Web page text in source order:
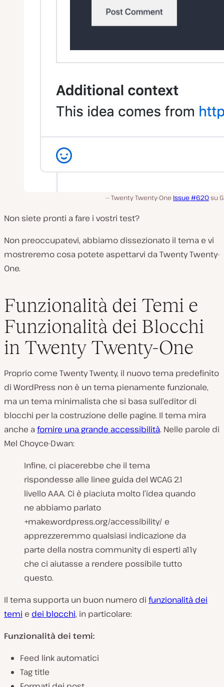
Twenty Twenty-One Issue #620su
Non siete pronti a fare i vostri test?
Non preoccupatevi, abbiamo dissezionato il tema e vi
mostreremo cosa potete aspettarvi da Twenty Twenty-
One.
Funzionalità dei Temi e
Funzionalità dei Blocchi
in Twenty Twenty-One
Proprio come Twenty Twenty, il nuovo tema predefinito
di WordPress non è un tema pienamente funzionale,
ma un tema minimalista che si basa sull’editor di
blocchi per la costruzione delle pagine. Il tema mira
anche a fornire una grande accessibilità. Nelle parole di
Mel Choyce-Dwan:
Infine, ci piacerebbe che il tema
rispondesse alle linee guida del WCAG 2.1
livello AAA. Ci è piaciuta molto l’idea quando
ne abbiamo parlato
+make.wordpress.org/accessibility/ e
apprezzeremmo qualsiasi indicazione da
parte della nostra community di esperti a11y
che ci aiutasse a rendere possibile tutto
questo.
Il tema supporta un buon numero di funzionalità dei
temi e dei blocchi, in particolare:
Funzionalità dei temi:
Feed link automatici
Tag title